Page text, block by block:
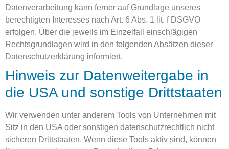
Datenverarbeitung kann ferner auf Grundlage unseres
berechtigten Interesses nach Art. 6 Abs. 1 lit. f DSGVO
erfolgen. Über die jeweils im Einzelfall einschlägigen
Rechtsgrundlagen wird in den folgenden Absätzen dieser
Datenschutzerklärung informiert.
Hinweis zur Datenweitergabe in
die USA und sonstige Drittstaaten
Wir verwenden unter anderem Tools von Unternehmen mit
Sitz in den USA oder sonstigen datenschutzrechtlich nicht
sicheren Drittstaaten. Wenn diese Tools aktiv sind, können